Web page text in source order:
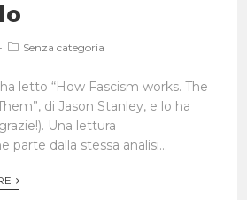
Senza categoria
letto “How Fascism works. The
di Jason Stanley, e lo ha
Una lettura
parte dalla stessa analisi…